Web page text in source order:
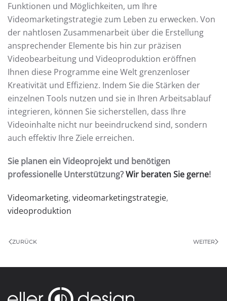
Funktionen und Möglichkeiten, um Ihre
Videomarketingstrategie zum Leben zu erwecken. Von
der nahtlosen Zusammenarbeit über die Erstellung
ansprechender Elemente bis hin zur präzisen
Videobearbeitung und Videoproduktion eröffnen
Ihnen diese Programme eine Welt grenzenloser
Kreativität und Effizienz. Indem Sie die Stärken der
einzelnen Tools nutzen und sie in Ihren Arbeitsablauf
integrieren, können Sie sicherstellen, dass Ihre
Videoinhalte nicht nur beeindruckend sind, sondern
auch effektiv Ihre Ziele erreichen.
Sie planen ein Videoprojekt und benötigen
professionelle Unterstützung?Wir beraten Sie gerne!
Videomarketing, videomarketingstrategie,
videoproduktion
ZURÜCK WEITER